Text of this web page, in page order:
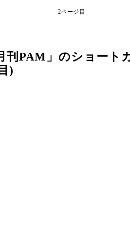
2ページ目
刊PAM」のショート
)